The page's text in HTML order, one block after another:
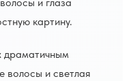
картину.
драматичным
волосы и светлая